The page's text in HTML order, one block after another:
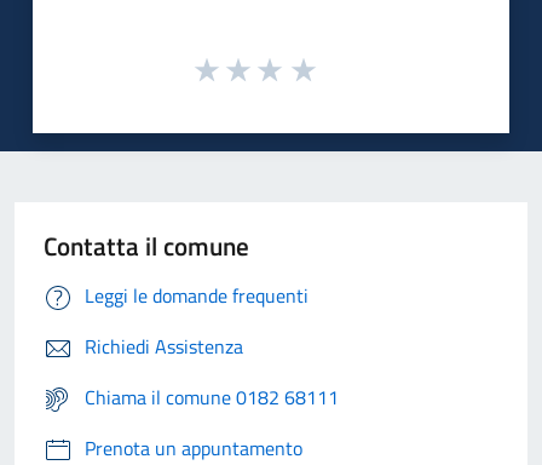
Contatta il comune
Leggi le domande frequenti
Richiedi Assistenza
Chiama il comune 0182 68111
Prenota un appuntamento